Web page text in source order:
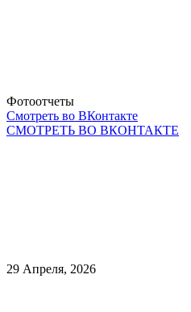
Фотоотчеты
Смотреть во ВКонтакте
СМОТРЕТЬ ВО ВКОНТАКТЕ
29 Апреля, 2026